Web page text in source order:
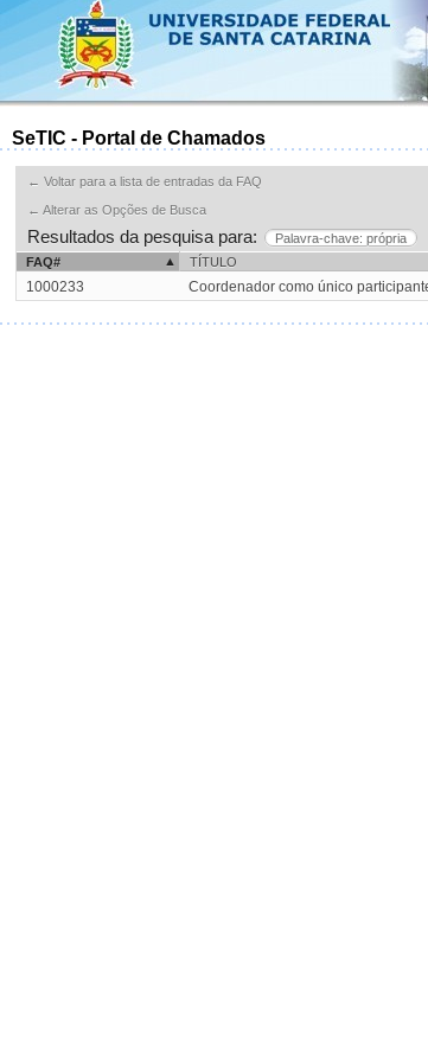
SeTIC - Portal de Chamados
← Voltar para a lista de entradas da FAQ
← Alterar as Opções de Busca
Resultados da pesquisa para:
Palavra-chave: própria
FAQ#
TÍTULO
1000233 Coordenador como único